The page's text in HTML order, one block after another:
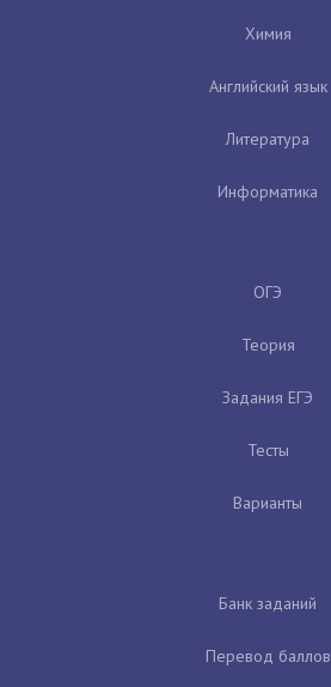
Химия
Английский язык
Литература
Информатика
ОГЭ
Теория
Задания ЕГЭ
Тесты
Варианты
Банк заданий
Перевод баллов